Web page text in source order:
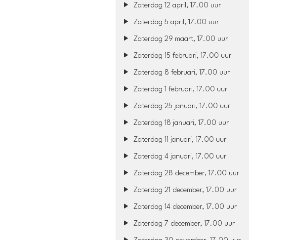
Zaterdag 12 april, 17.00 uur
Zaterdag 5 april, 17.00 uur
Zaterdag 29 maart, 17.00 uur
Zaterdag 15 februari, 17.00 uur
Zaterdag 8 februari, 17.00 uur
Zaterdag 1 februari, 17.00 uur
Zaterdag 25 januari, 17.00 uur
Zaterdag 18 januari, 17.00 uur
Zaterdag 11 januari, 17.00 uur
Zaterdag 4 januari, 17.00 uur
Zaterdag 28 december, 17.00 uur
Zaterdag 21 december, 17.00 uur
Zaterdag 14 december, 17.00 uur
Zaterdag 7 december, 17.00 uur